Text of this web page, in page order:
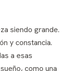
siendo grande.
y constancia.
a esas
como una